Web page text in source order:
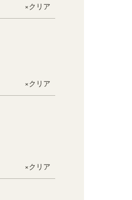
×クリア
×クリア
×クリア